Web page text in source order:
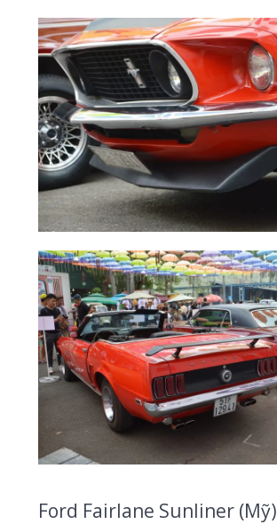
Ford Fairlane Sunliner (Mỹ)